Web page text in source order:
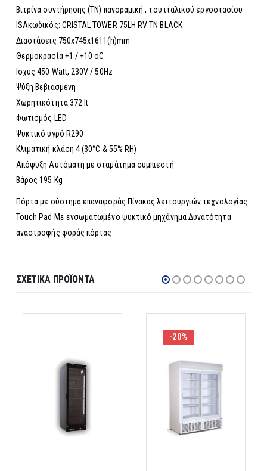
Βιτρίνα συντήρησης (ΤΝ) πανοραμική , του ιταλικού εργοστασίου
ISAκωδικός: CRISTAL TOWER 75LH RV TN BLACK
Διαστάσεις 750x745x1611(h)mm
Θερμοκρασία +1 / +10 οC
Ισχύς 450 Watt, 230V / 50Hz
Ψύξη Βεβιασμένη
Χωρητικότητα 372 lt
Φωτισμός LED
Ψυκτικό υγρό R290
Κλιματική κλάση 4 (30°C & 55% RH)
Απόψυξη Αυτόματη με σταμάτημα συμπιεστή
Βάρος 195 Kg
Πόρτα με σύστημα επαναφοράς Πίνακας λειτουργιών τεχνολογίας
Touch Pad Με ενσωματωμένο ψυκτικό μηχάνημα Δυνατότητα
αναστροφής φοράς πόρτας
ΣΧΕΤΙΚΆ ΠΡΟΪΌΝΤΑ